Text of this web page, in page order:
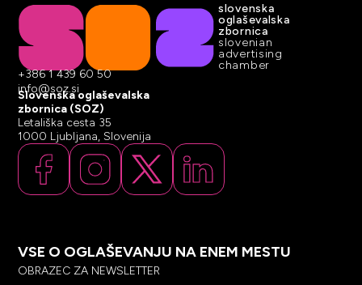
slovenska
oglaševalska
zbornica
slovenian
advertising
chamber
+386 1 439 60 50
info@soz.si
Slovenska oglaševalska
zbornica (SOZ)
Letališka cesta 35
1000 Ljubljana, Slovenija
VSE O OGLAŠEVANJU NA ENEM MESTU
OBRAZEC ZA NEWSLETTER